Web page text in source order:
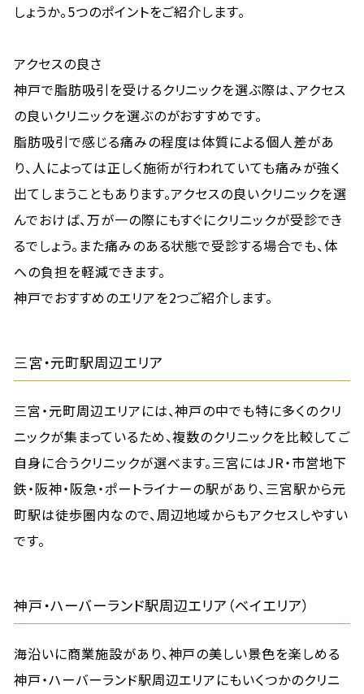
しょうか。5つのポイントをご紹介します。
アクセスの良さ
神戸で脂肪吸引を受けるクリニックを選ぶ際は、アクセス
の良いクリニックを選ぶのがおすすめです。
脂肪吸引で感じる痛みの程度は体質による個人差があ
り、人によっては正しく施術が行われていても痛みが強く
出てしまうこともあります。アクセスの良いクリニックを選
んでおけば、万が一の際にもすぐにクリニックが受診でき
るでしょう。また痛みのある状態で受診する場合でも、体
への負担を軽減できます。
神戸でおすすめのエリアを2つご紹介します。
三宮・元町駅周辺エリア
三宮・元町周辺エリアには、神戸の中でも特に多くのクリ
ニックが集まっているため、複数のクリニックを比較してご
自身に合うクリニックが選べます。三宮にはJR・市営地下
鉄・阪神・阪急・ポートライナーの駅があり、三宮駅から元
町駅は徒歩圏内なので、周辺地域からもアクセスしやすい
です。
神戸・ハーバーランド駅周辺エリア（ベイエリア）
海沿いに商業施設があり、神戸の美しい景色を楽しめる
神戸・ハーバーランド駅周辺エリアにもいくつかのクリニ